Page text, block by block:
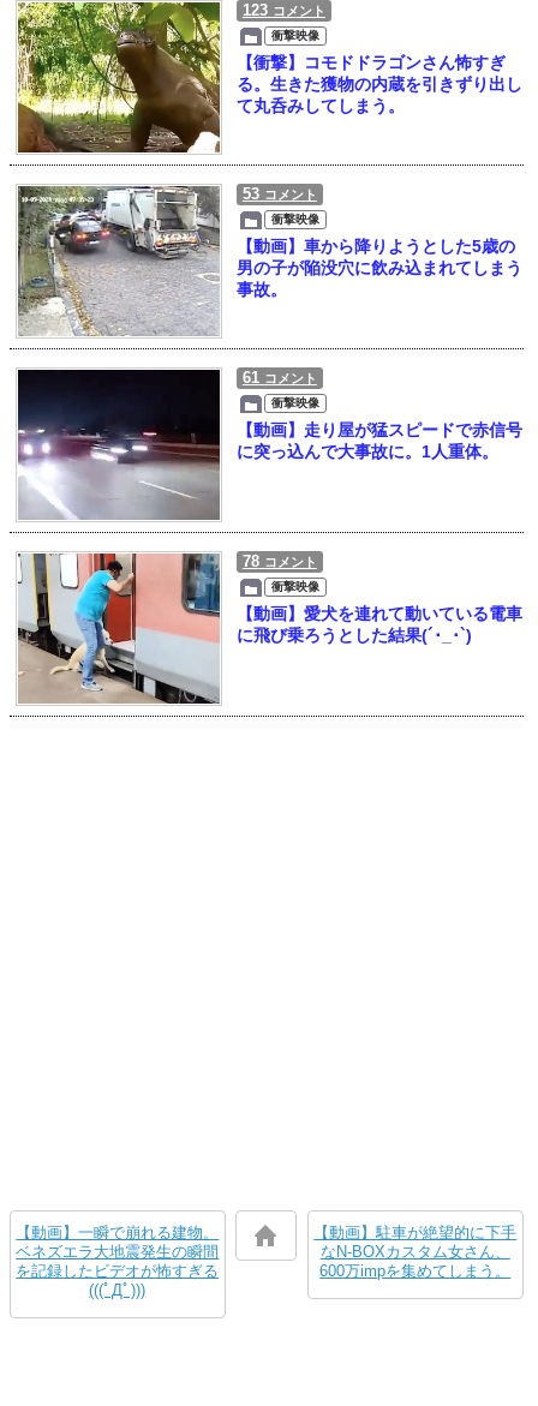
123 コメント
衝撃映像
【衝撃】コモドドラゴンさん怖すぎ
る。生きた獲物の内蔵を引きずり出し
て丸呑みしてしまう。
53 コメント
衝撃映像
【動画】車から降りようとした5歳の
男の子が陥没穴に飲み込まれてしまう
事故。
61 コメント
衝撃映像
【動画】走り屋が猛スピードで赤信号
に突っ込んで大事故に。1人重体。
78 コメント
衝撃映像
【動画】愛犬を連れて動いている電車
に飛び乗ろうとした結果(´･_･`)
【動画】一瞬で崩れる建物。
ベネズエラ大地震発生の瞬間
を記録したビデオが怖すぎる
(((ﾟДﾟ)))
【動画】駐車が絶望的に下手
なN-BOXカスタム女さん、
600万impを集めてしまう。